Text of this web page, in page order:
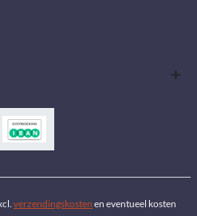
verzendingskosten en eventueel kosten